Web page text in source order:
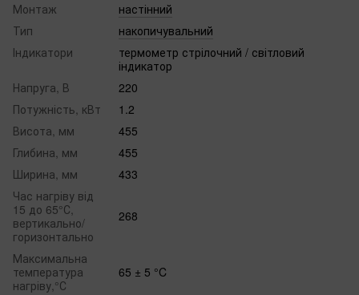
Монтаж
настінний
Тип
накопичувальний
Індикатори
термометр стрілочний / світловий
індикатор
Напруга, В
220
Потужність, кВт
1.2
Висота, мм
455
Глибина, мм
455
Ширина, мм
433
Час нагріву від
15 до 65°С,
вертикально/
горизонтально
268
Максимальна
температура
нагріву,°С
65 ± 5 °C